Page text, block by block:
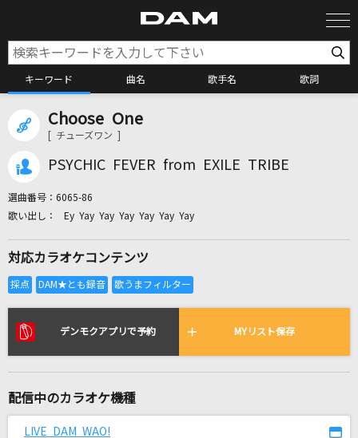
キーワード 曲名 歌手名 歌詞
カラオケ検索
全国りれき
リアルタイムで歌われている曲の一覧
お姫様の作り方
Choose One
[ チューズワン ]
PSYCHIC FEVER from EXILE TRIBE
選曲番号： 6065-86
Ey Yay Yay Yay Yay Yay Yay
対応カラオケコンテンツ
デンモクアプリで予約 MYリスト保存
配信中のカラオケ機種
LIVE DAM WAO!